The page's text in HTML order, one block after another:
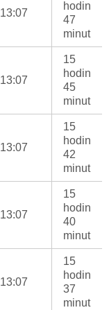
13:07
hodin
47
minut
13:07
15
hodin
45
minut
13:07
15
hodin
42
minut
13:07
15
hodin
40
minut
13:07
15
hodin
37
minut